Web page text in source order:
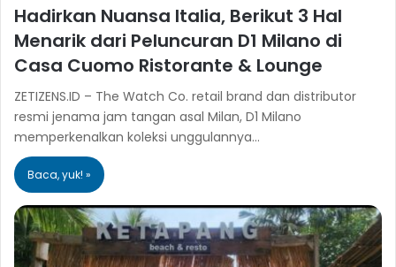
Hadirkan Nuansa Italia, Berikut 3 Hal
Menarik dari Peluncuran D1 Milano di
Casa Cuomo Ristorante & Lounge
ZETIZENS.ID – The Watch Co. retail brand dan distributor
resmi jenama jam tangan asal Milan, D1 Milano
memperkenalkan koleksi unggulannya…
Baca, yuk! »